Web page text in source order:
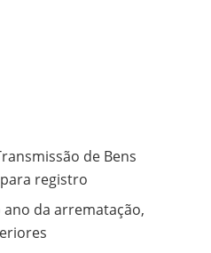
de Bens
registro
da arrematação,